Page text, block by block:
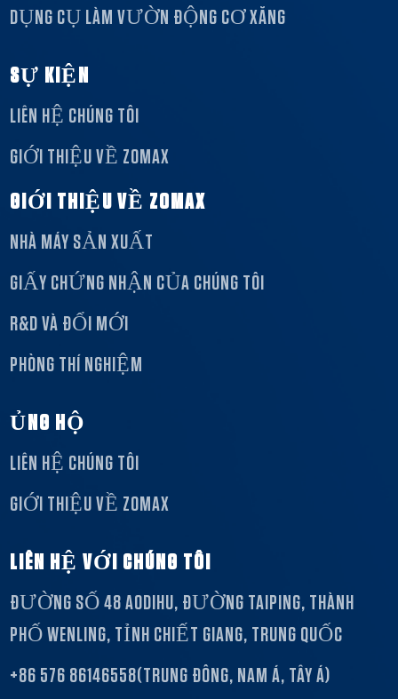
DỤNG CỤ LÀM VƯỜN ĐỘNG CƠ XĂNG
SỰ KIỆN
LIÊN HỆ CHÚNG TÔI
GIỚI THIỆU VỀ ZOMAX
GIỚI THIỆU VỀ ZOMAX
NHÀ MÁY SẢN XUẤT
GIẤY CHỨNG NHẬN CỦA CHÚNG TÔI
R&D VÀ ĐỔI MỚI
PHÒNG THÍ NGHIỆM
ỦNG HỘ
LIÊN HỆ CHÚNG TÔI
GIỚI THIỆU VỀ ZOMAX
LIÊN HỆ VỚI CHÚNG TÔI
ĐƯỜNG SỐ 48 AODIHU, ĐƯỜNG TAIPING, THÀNH
PHỐ WENLING, TỈNH CHIẾT GIANG, TRUNG QUỐC
+86 576 86146558(TRUNG ĐÔNG, NAM Á, TÂY Á)